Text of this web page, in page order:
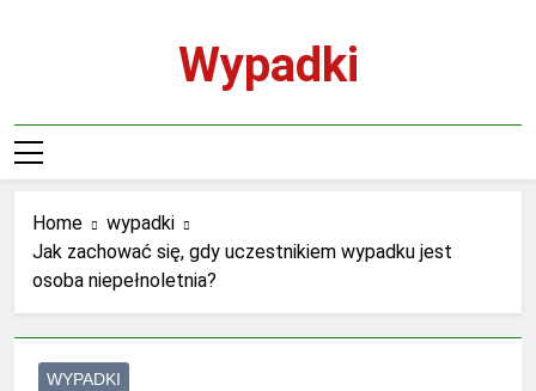
Wypadki
Home
wypadki
Jak zachować się, gdy uczestnikiem wypadku jest
osoba niepełnoletnia?
WYPADKI